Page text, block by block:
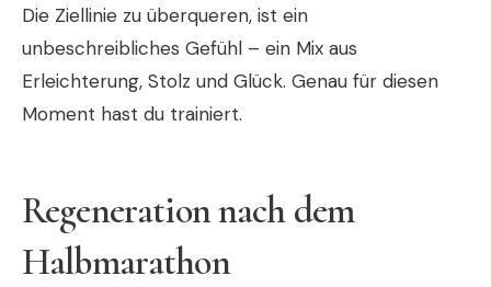
Die Ziellinie zu überqueren, ist ein
unbeschreibliches Gefühl – ein Mix aus
Erleichterung, Stolz und Glück. Genau für diesen
Moment hast du trainiert.
Regeneration nach dem
Halbmarathon